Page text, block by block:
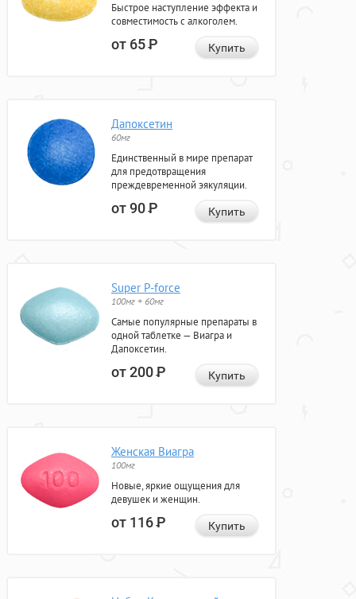
Быстрое наступление эффекта и
совместимость с алкоголем.
от 65Р Купить
Дапоксетин
60мг
Единственный в мире препарат
для предотвращения
преждевременной эякуляции.
от 90Р Купить
Super P-force
100мг + 60мг
Самые популярные препараты в
одной таблетке — Виагра и
Дапоксетин.
от 200Р Купить
Женская Виагра
100мг
Новые, яркие ощущения для
девушек и женщин.
от 116Р Купить